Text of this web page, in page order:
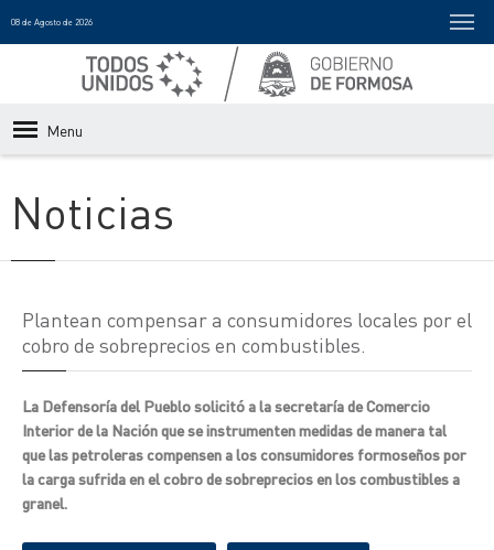
08 de Agosto de 2026
Menu
Noticias
Plantean compensar a consumidores locales por el
cobro de sobreprecios en combustibles.
La Defensoría del Pueblo solicitó a la secretaría de Comercio
Interior de la Nación que se instrumenten medidas de manera tal
que las petroleras compensen a los consumidores formoseños por
la carga sufrida en el cobro de sobreprecios en los combustibles a
granel.